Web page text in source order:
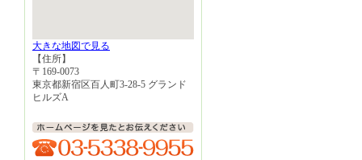
大きな地図で見る
【住所】
〒169-0073
東京都新宿区百人町3-28-5 グランド
ヒルズA